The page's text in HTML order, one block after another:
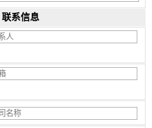
联系信息